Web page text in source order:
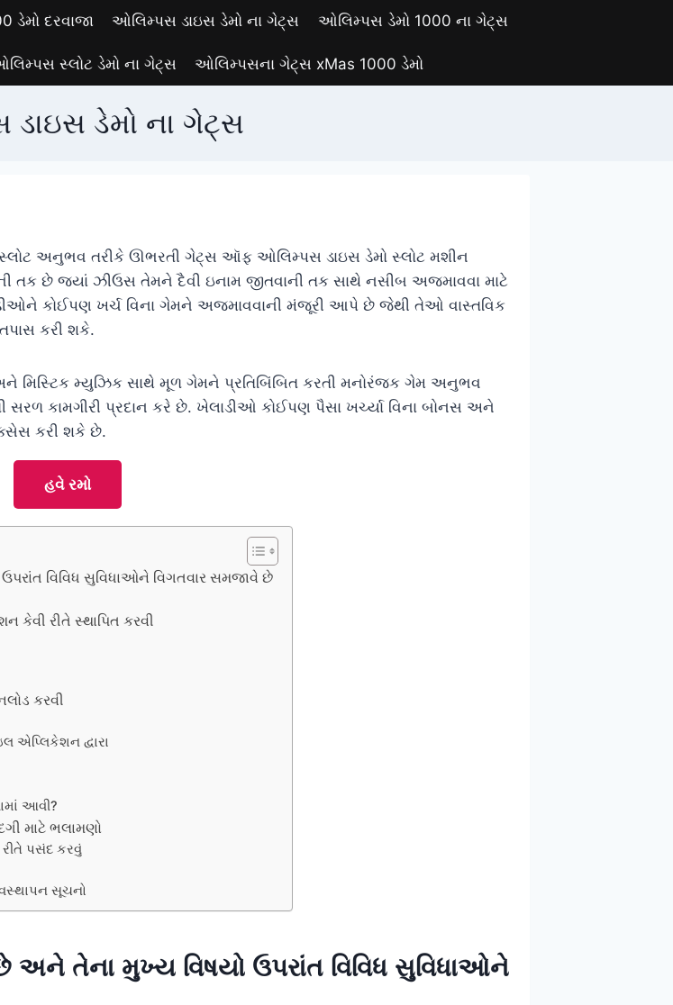
ડેમો દરવાજા ઓલિમ્પસ ડાઇસ ડેમો ના ગેટ્સ ઓલિમ્પસ ડેમો 1000 ના ગેટ્સ
સ્લોટ ડેમો ના ગેટ્સ ઓલિમ્પસના ગેટ્સ xMas 1000 ડેમો
ડેમો ના ગેટ્સ
અનુભવ તરીકે ઊભરતી ગેટ્સ ઑફ ઓલિમ્પસ ડાઇસ ડેમો સ્લોટ મશીન
તક છે જ્યાં ઝીઉસ તેમને દૈવી ઇનામ જીતવાની તક સાથે નસીબ અજમાવવા માટે
કોઈપણ ખર્ચ વિના ગેમને અજમાવવાની મંજૂરી આપે છે જેથી તેઓ વાસ્તવિક
કરી શકે.
મિસ્ટિક મ્યુઝિક સાથે મૂળ ગેમને પ્રતિબિંબિત કરતી મનોરંજક ગેમ અનુભવ
સરળ કામગીરી પ્રદાન કરે છે. ખેલાડીઓ કોઈપણ પૈસા ખર્ચ્યા વિના બોનસ અને
કરી શકે છે.
હવે રમો
વિવિધ સુવિધાઓને વિગતવાર સમજાવે છે
રીતે સ્થાપિત કરવી
કરવી
એપ્લિકેશન દ્વારા
આવી?
માટે ભલામણો
પસંદ કરવું
સૂચનો
તેના મુખ્ય વિષયો ઉપરાંત વિવિધ સુવિધાઓને